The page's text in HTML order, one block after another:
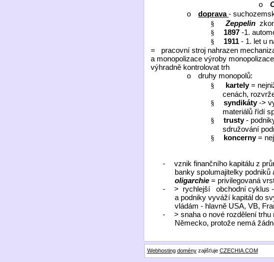
o
o
doprava-
§ Zeppelin
§ 1897 -1.
§ 1911 - 1. let u
=
pracovní stroj nahrazen
a monopolizace výroby
výhradně kontrolovat trh
o
druhy monopolů:
§ kartely=
cenách,
§ syndikáty->
materiálů řídí
§ trusty-
sdružování
§ koncerny=
-
vznik finančního kapitálu z
banky spolumajitelky
oligarchie = privilegovaná
-
> rychlejší obchodní cyklus
a podniky vyváží kapitál do
vládám - hlavně USA, VB,
-
> snaha o nové rozdělení
Německo, protože nemá
Webhosting doményzajišťuje CZECHIA.COM